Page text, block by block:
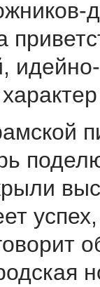
идейно-